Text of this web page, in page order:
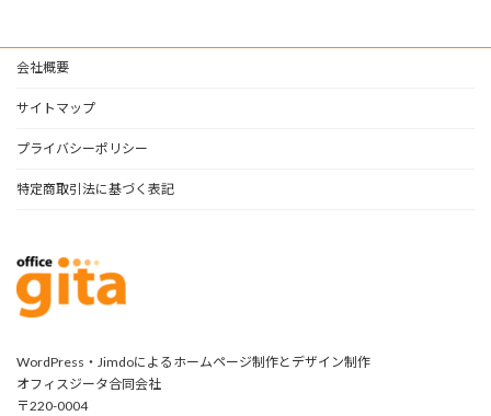
会社概要
サイトマップ
プライバシーポリシー
特定商取引法に基づく表記
WordPress・Jimdoによるホームページ制作とデザイン制作
オフィスジータ合同会社
〒220-0004